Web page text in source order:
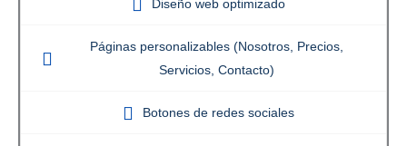
Diseño web optimizado
Páginas personalizables (Nosotros, Precios,
Servicios, Contacto)
Botones de redes sociales